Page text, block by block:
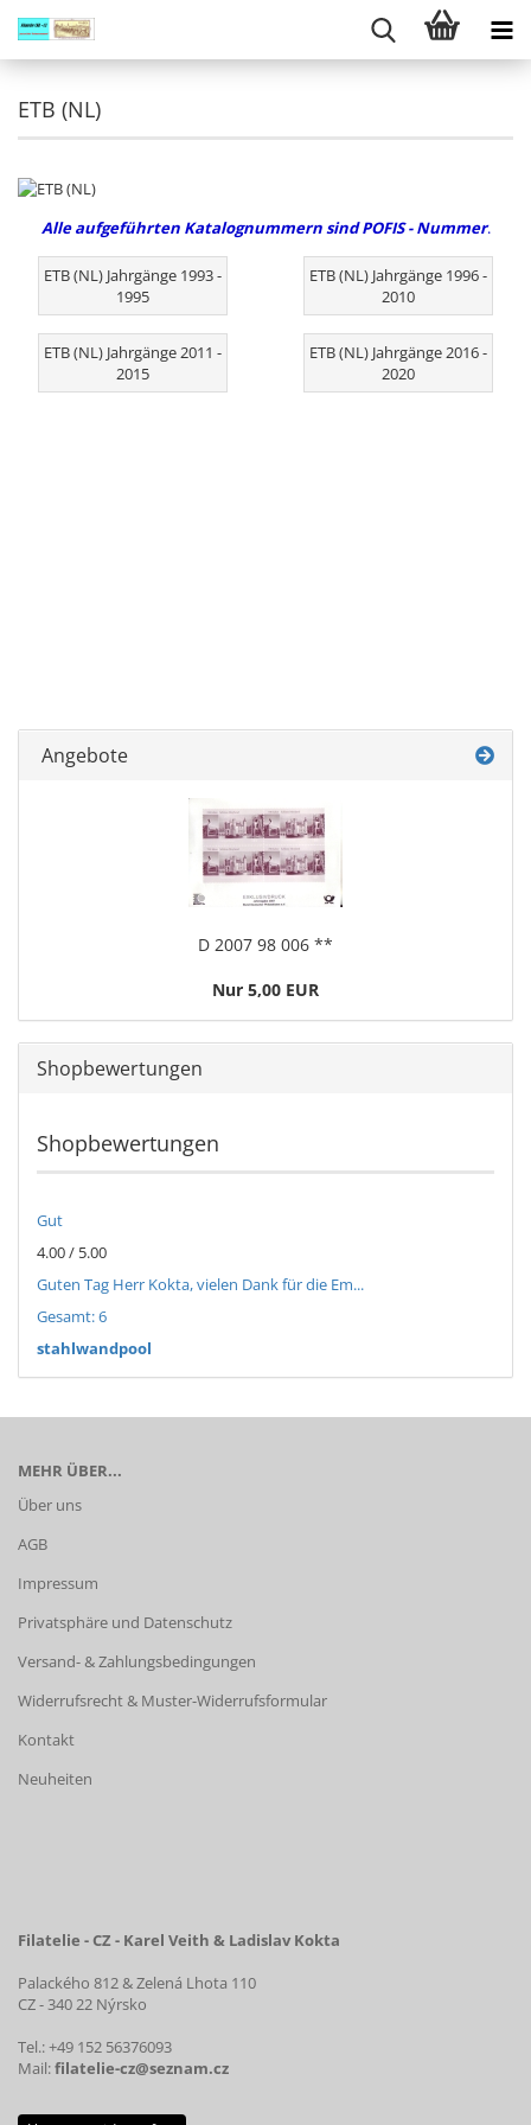
ETB (NL)
Alle aufgeführten Katalognummern sind POFIS - Nummer.
ETB (NL) Jahrgänge 1993 -
1995
ETB (NL) Jahrgänge 1996 -
2010
ETB (NL) Jahrgänge 2011 -
2015
ETB (NL) Jahrgänge 2016 -
2020
Angebote
D 2007 98 006 **
Nur 5,00 EUR
Shopbewertungen
Shopbewertungen
Gut
4.00 / 5.00
Guten Tag Herr Kokta, vielen Dank für die Em...
Gesamt: 6
stahlwandpool
MEHR ÜBER...
Über uns
AGB
Impressum
Privatsphäre und Datenschutz
Versand- & Zahlungsbedingungen
Widerrufsrecht & Muster-Widerrufsformular
Kontakt
Neuheiten
Filatelie - CZ - Karel Veith & Ladislav Kokta
Palackého 812 & Zelená Lhota 110
CZ - 340 22 Nýrsko
Tel.: +49 152 56376093
Mail:filatelie-cz@seznam.cz